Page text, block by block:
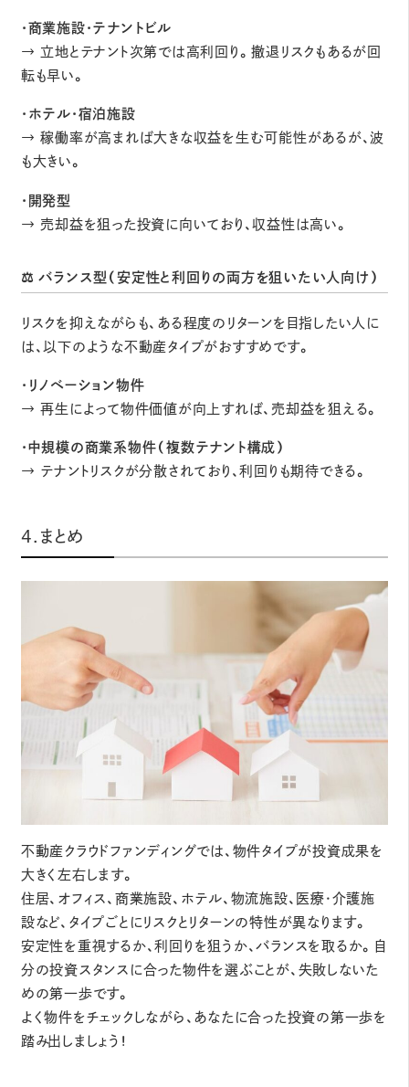
・商業施設・テナントビル
→ 立地とテナント次第では高利回り。撤退リスクもあるが回
転も早い。
・ホテル・宿泊施設
→ 稼働率が高まれば大きな収益を生む可能性があるが、波
も大きい。
・開発型
→ 売却益を狙った投資に向いており、収益性は高い。
⚖️ バランス型（安定性と利回りの両方を狙いたい人向け）
リスクを抑えながらも、ある程度のリターンを目指したい人に
は、以下のような不動産タイプがおすすめです。
・リノベーション物件
→ 再生によって物件価値が向上すれば、売却益を狙える。
・中規模の商業系物件（複数テナント構成）
→ テナントリスクが分散されており、利回りも期待できる。
4.まとめ
不動産クラウドファンディングでは、物件タイプが投資成果を
大きく左右します。
住居、オフィス、商業施設、ホテル、物流施設、医療・介護施
設など、タイプごとにリスクとリターンの特性が異なります。
安定性を重視するか、利回りを狙うか、バランスを取るか。自
分の投資スタンスに合った物件を選ぶことが、失敗しないた
めの第一歩です。
よく物件をチェックしながら、あなたに合った投資の第一歩を
踏み出しましょう！